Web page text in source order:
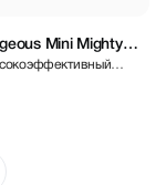
Mini Mighty